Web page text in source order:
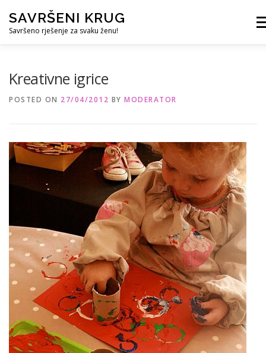
content
SAVRŠENI KRUG
Savršeno rješenje za svaku ženu!
Kreativne igrice
POSTED ON 27/04/2012 BY MODERATOR